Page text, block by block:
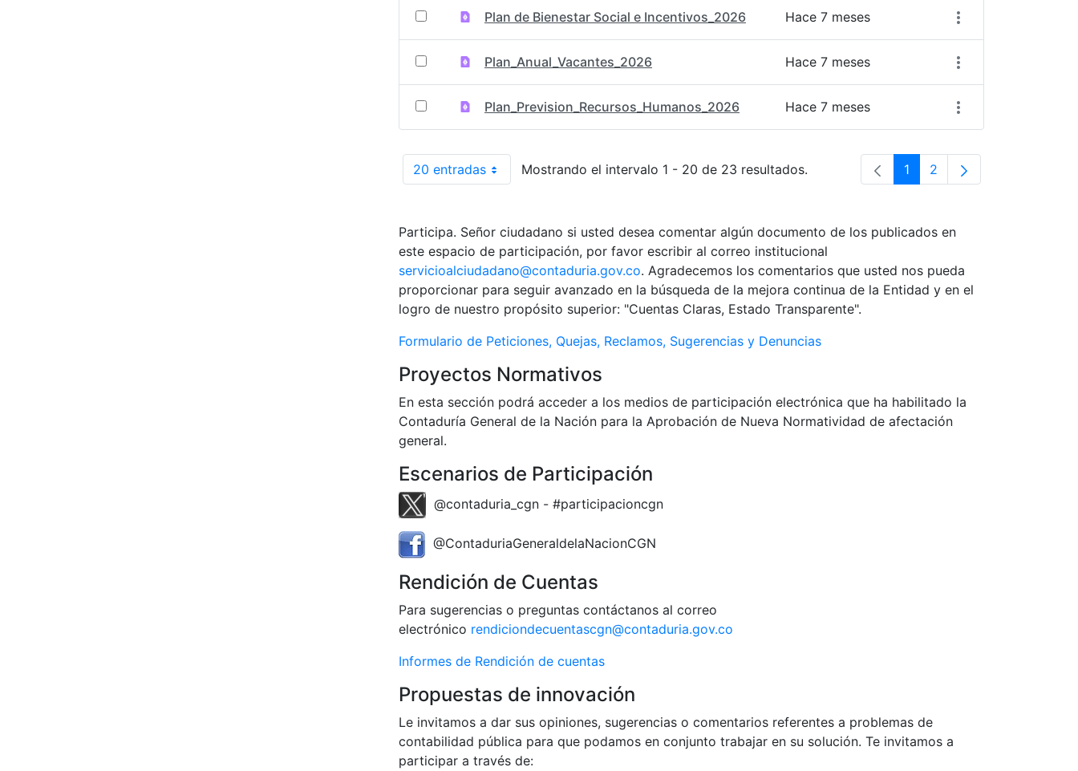
Plan de Bienestar Social e Incentivos_2026 Hace 7 meses
Plan_Anual_Vacantes_2026 Hace 7 meses
Plan_Prevision_Recursos_Humanos_2026 Hace 7 meses
20 entradasPor páginaMostrando el intervalo 1 - 20 de 23 resultados. Página
1 Página
2
Participa. Señor ciudadano si usted desea comentar algún documento de los publicados en
este espacio de participación, por favor escribir al correo institucional
servicioalciudadano@contaduria.gov.co. Agradecemos los comentarios que usted nos pueda
proporcionar para seguir avanzado en la búsqueda de la mejora continua de la Entidad y en el
logro de nuestro propósito superior: "Cuentas Claras, Estado Transparente".
Formulario de Peticiones, Quejas, Reclamos, Sugerencias y Denuncias
Proyectos Normativos
En esta sección podrá acceder a los medios de participación electrónica que ha habilitado la
Contaduría General de la Nación para la Aprobación de Nueva Normatividad de afectación
general.
Escenarios de Participación
@contaduria_cgn - #participacioncgn
@ContaduriaGeneraldelaNacionCGN
Rendición de Cuentas
Para sugerencias o preguntas contáctanos al correo
electrónico rendiciondecuentascgn@contaduria.gov.co
Informes de Rendición de cuentas
Propuestas de innovación
Le invitamos a dar sus opiniones, sugerencias o comentarios referentes a problemas de
contabilidad pública para que podamos en conjunto trabajar en su solución. Te invitamos a
participar a través de: